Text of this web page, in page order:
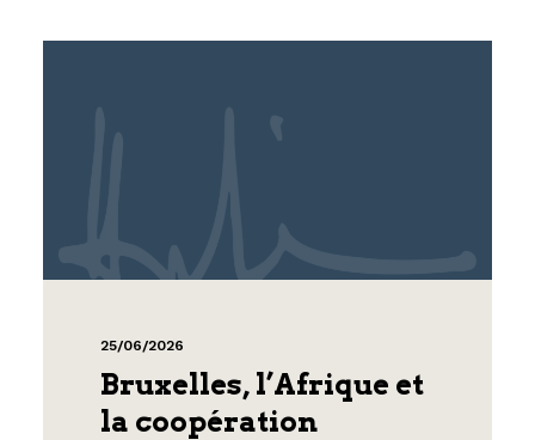
25/06/2026
Bruxelles, l’Afrique et
la coopération